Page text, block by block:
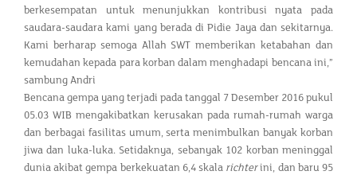
berkesempatan untuk menunjukkan kontribusi nyata pada
saudara-saudara kami yang berada di Pidie Jaya dan sekitarnya.
Kami berharap semoga Allah SWT memberikan ketabahan dan
kemudahan kepada para korban dalam menghadapi bencana ini,”
sambung Andri
Bencana gempa yang terjadi pada tanggal 7 Desember 2016 pukul
05.03 WIB mengakibatkan kerusakan pada rumah-rumah warga
dan berbagai fasilitas umum, serta menimbulkan banyak korban
jiwa dan luka-luka. Setidaknya, sebanyak 102 korban meninggal
dunia akibat gempa berkekuatan 6,4 skala richterini, dan baru 95